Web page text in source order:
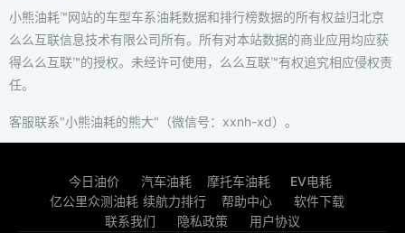
小熊油耗™网站的车型车系油耗数据和排行榜数据的所有权益归北京
么么互联信息技术有限公司所有。所有对本站数据的商业应用均应获
得么么互联™的授权。未经许可使用，么么互联™有权追究相应侵权责
任。
客服联系"小熊油耗的熊大"（微信号：xxnh-xd）。
今日油价 汽车油耗 摩托车油耗
EV电耗
亿公里众测油耗 续航力排行 帮助中心
软件下载
联系我们
隐私政策 用户协议